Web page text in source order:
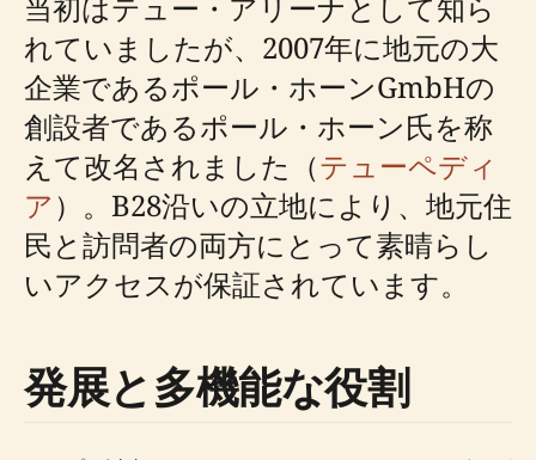
れていましたが、2007年に地元の大
企業であるポール・ホーンGmbHの
創設者であるポール・ホーン氏を称
えて改名されました（テューペディ
ア）。B28沿いの立地により、地元住
民と訪問者の両方にとって素晴らし
いアクセスが保証されています。
発展と多機能な役割